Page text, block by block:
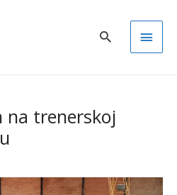
Main
na trenerskoj